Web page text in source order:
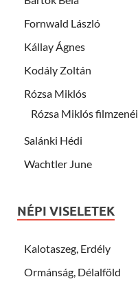
Fornwald László
Kállay Ágnes
Kodály Zoltán
Rózsa Miklós
Rózsa Miklós filmzenéi
Salánki Hédi
Wachtler June
NÉPI VISELETEK
Kalotaszeg, Erdély
Ormánság, Délalföld